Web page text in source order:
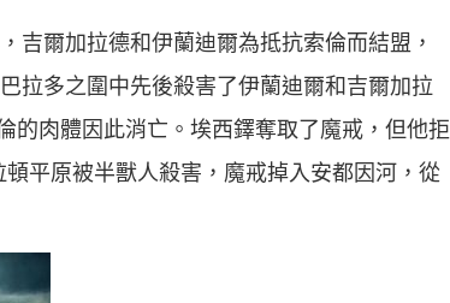
吉爾加拉德和伊蘭迪爾為抵抗索倫而結盟，
拉多之圍中先後殺害了伊蘭迪爾和吉爾加拉
的肉體因此消亡。埃西鐸奪取了魔戒，但他拒
平原被半獸人殺害，魔戒掉入安都因河，從